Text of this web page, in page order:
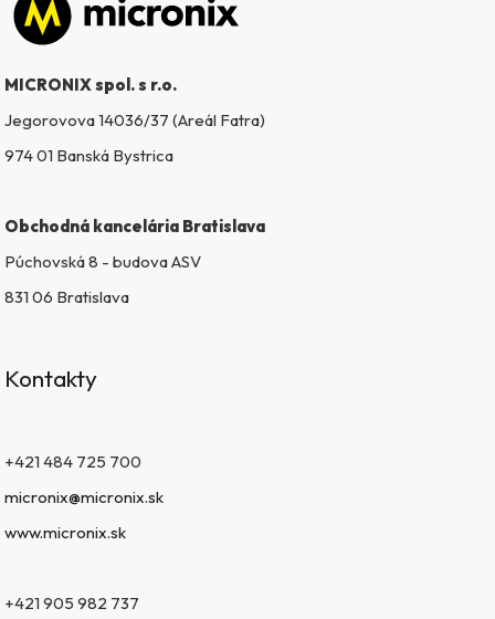
Zápätie
MICRONIX spol. s r.o.
Jegorovova 14036/37 (Areál Fatra)
974 01 Banská Bystrica
Obchodná kancelária Bratislava
Púchovská 8 - budova ASV
831 06 Bratislava
Kontakty
+421 484 725 700
micronix@micronix.sk
www.micronix.sk
+421 905 982 737